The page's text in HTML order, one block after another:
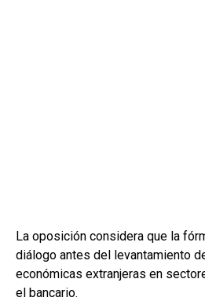
La oposición considera que la
diálogo antes del levantamiento
económicas extranjeras en
el bancario.